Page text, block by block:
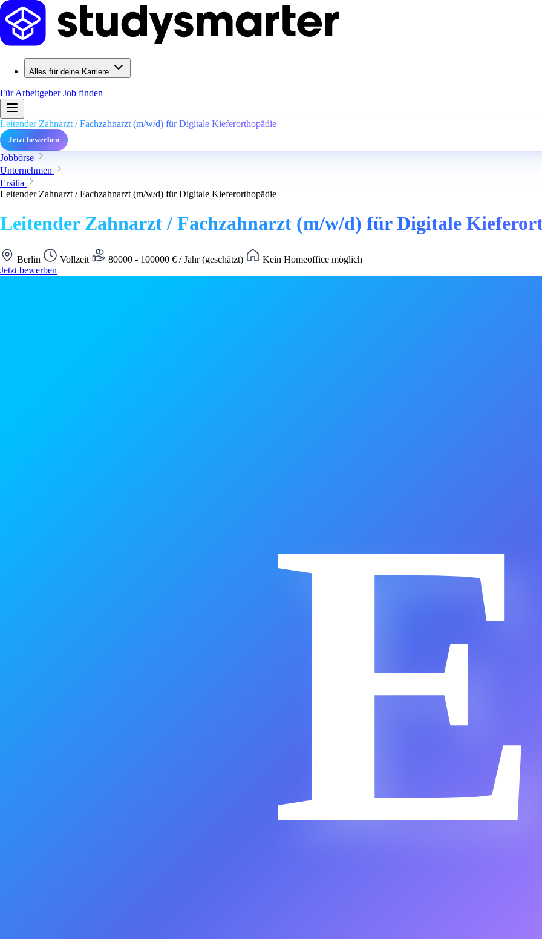
Alles für deine Karriere
Für ArbeitgeberJob finden
Leitender Zahnarzt / Fachzahnarzt (m/w/d) für Digitale Kieferorthopädie
Jetzt bewerben
Jobbörse
Unternehmen
Ersilia
Leitender Zahnarzt / Fachzahnarzt (m/w/d) für Digitale Kieferorthopädie
Leitender Zahnarzt / Fachzahnarzt (m/w/d) für Digitale
Berlin Vollzeit 80000 - 100000 € / Jahr (geschätzt)
Kein Homeoffice möglich
Jetzt bewerben
E